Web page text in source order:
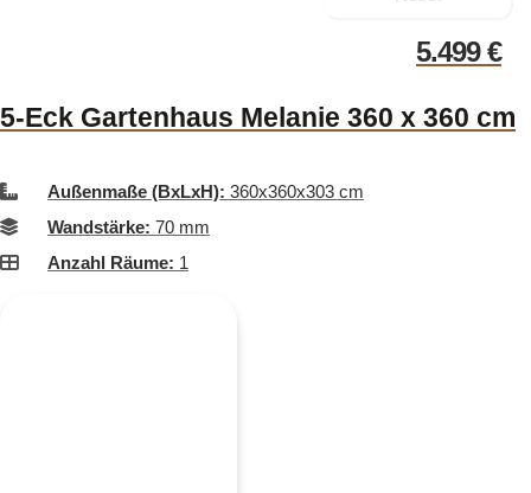
5.499€
5-Eck Gartenhaus Melanie 360 x 360 cm
Außenmaße (BxLxH): 360x360x303 cm
Wandstärke: 70 mm
Anzahl Räume: 1